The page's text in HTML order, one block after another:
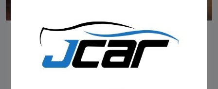
NOTÍCIAS
Foragido pela morte de delegado aposentado